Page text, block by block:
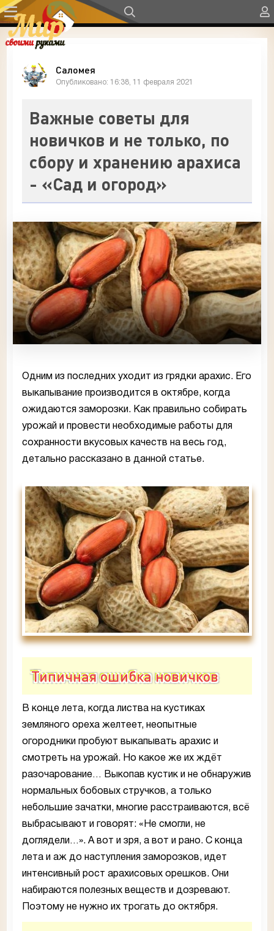
Саломея
Опубликовано: 16:38, 11 февраля 2021
Важные советы для
новичков и не только, по
сбору и хранению арахиса
- «Сад и огород»
Одним из последних уходит из грядки арахис. Его
выкапывание производится в октябре, когда
ожидаются заморозки. Как правильно собирать
урожай и провести необходимые работы для
сохранности вкусовых качеств на весь год,
детально рассказано в данной статье.
Типичная ошибка новичков
В конце лета, когда листва на кустиках
земляного ореха желтеет, неопытные
огородники пробуют выкапывать арахис и
смотреть на урожай. Но какое же их ждёт
разочарование… Выкопав кустик и не обнаружив
нормальных бобовых стручков, а только
небольшие зачатки, многие расстраиваются, всё
выбрасывают и говорят: «Не смогли, не
доглядели…». А вот и зря, а вот и рано. С конца
лета и аж до наступления заморозков, идет
интенсивный рост арахисовых орешков. Они
набираются полезных веществ и дозревают.
Поэтому не нужно их трогать до октября.